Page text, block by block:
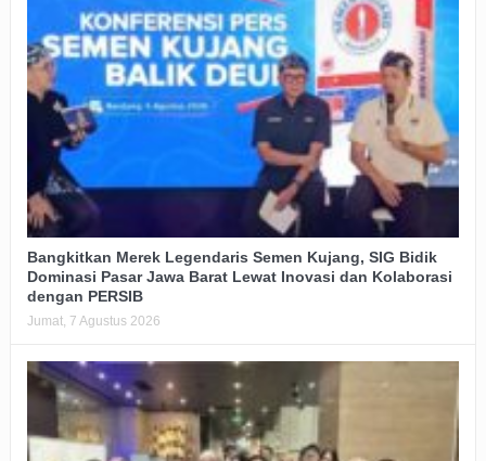
Bangkitkan Merek Legendaris Semen Kujang, SIG Bidik
Dominasi Pasar Jawa Barat Lewat Inovasi dan Kolaborasi
dengan PERSIB
Jumat, 7 Agustus 2026